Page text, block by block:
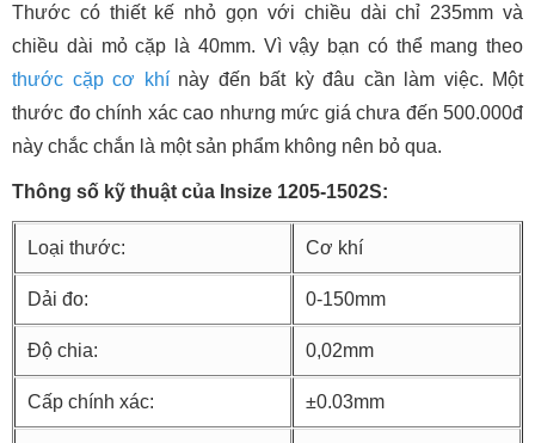
Thước có thiết kế nhỏ gọn với chiều dài chỉ 235mm và
chiều dài mỏ cặp là 40mm. Vì vậy bạn có thể mang theo
thước cặp cơ khínày đến bất kỳ đâu cần làm việc. Một
thước đo chính xác cao nhưng mức giá chưa đến 500.000đ
này chắc chắn là một sản phẩm không nên bỏ qua.
Thông số kỹ thuật của Insize 1205-1502S:
Loại thước: Cơ khí
Dải đo: 0-150mm
Độ chia: 0,02mm
Cấp chính xác: ±0.03mm